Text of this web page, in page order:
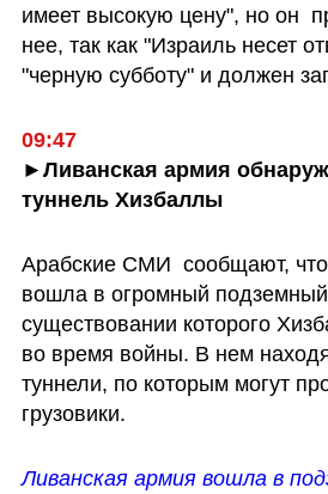
имеет высокую цену", но он
нее, так как "Израиль несет
"черную субботу" и должен
09:47
►Ливанская армия
туннель Хизбаллы
Арабские СМИ  сообщают,
вошла в огромный подземный
существовании которого
во время войны. В нем
туннели, по которым могут
грузовики.
Ливанская армия вошла в